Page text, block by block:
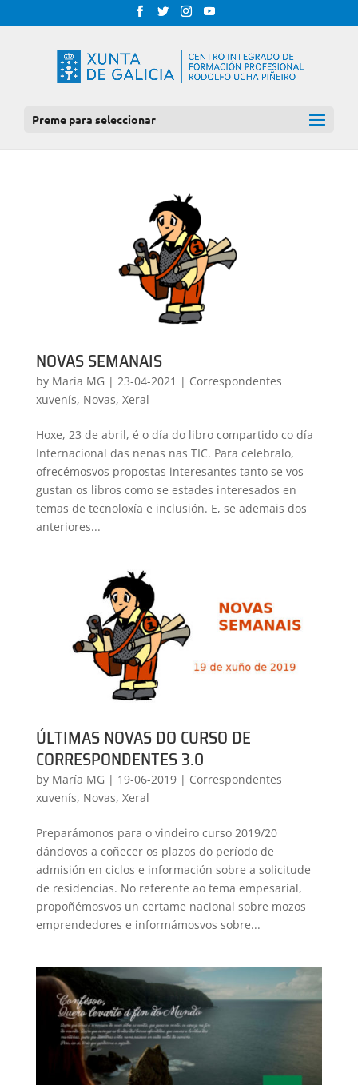
Preme para seleccionar
NOVAS SEMANAIS
by María MG | 23-04-2021 | Correspondentes
xuvenís, Novas, Xeral
Hoxe, 23 de abril, é o día do libro compartido co día
Internacional das nenas nas TIC. Para celebralo,
ofrecémosvos propostas interesantes tanto se vos
gustan os libros como se estades interesados en
temas de tecnoloxía e inclusión. E, se ademais dos
anteriores...
ÚLTIMAS NOVAS DO CURSO DE
CORRESPONDENTES 3.0
by María MG | 19-06-2019| Correspondentes
xuvenís, Novas, Xeral
Preparámonos para o vindeiro curso 2019/20
dándovos a coñecer os plazos do período de
admisión en ciclos e información sobre a solicitude
de residencias. No referente ao tema empesarial,
propoñémosvos un certame nacional sobre mozos
emprendedores e informámosvos sobre...